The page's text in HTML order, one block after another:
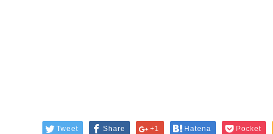
Tweet Share +1 Hatena Pocket